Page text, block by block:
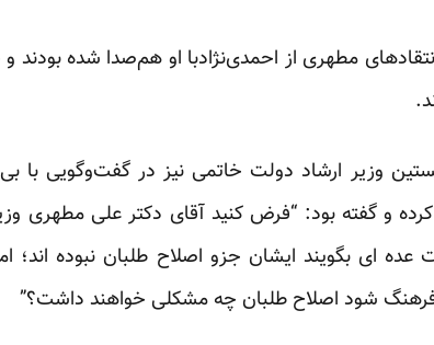
مطهری از احمدی‌نژادبا او هم‌صدا شده بودند
عطاءالله مهاجرانی٬ نخستین وزیر ارشاد دولت خاتمی نیز در
کرده و گفته بود: “فرض کنید آقای دکتر علی مطهری
ای بگویند ایشان جزو اصلاح طلبان نبوده
شود اصلاح طلبان چه مشکلی خواهند داشت؟”